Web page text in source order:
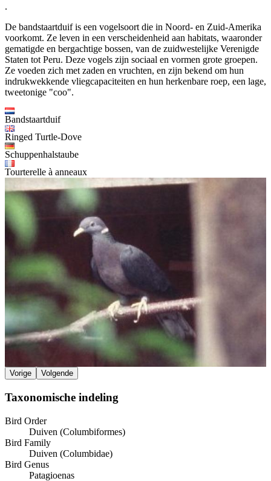
.
De bandstaartduif is een vogelsoort die in Noord- en Zuid-Amerika
voorkomt. Ze leven in een verscheidenheid aan habitats, waaronder
gematigde en bergachtige bossen, van de zuidwestelijke Verenigde
Staten tot Peru. Deze vogels zijn sociaal en vormen grote groepen.
Ze voeden zich met zaden en vruchten, en zijn bekend om hun
indrukwekkende vliegcapaciteiten en hun herkenbare roep, een lage,
tweetonige "coo".
Bandstaartduif
Ringed Turtle-Dove
Schuppenhalstaube
Tourterelle à anneaux
Vorige Volgende
Taxonomische indeling
Bird Order
Duiven (Columbiformes)
Bird Family
Duiven (Columbidae)
Bird Genus
Patagioenas